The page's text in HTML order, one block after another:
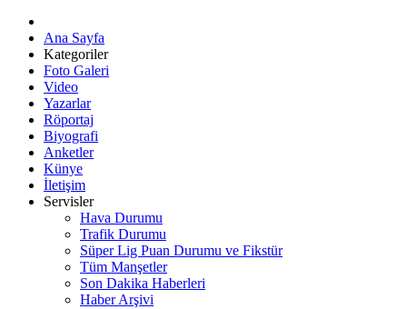
Ana Sayfa
Kategoriler
Foto Galeri
Video
Yazarlar
Röportaj
Biyografi
Anketler
Künye
İletişim
Servisler
Hava Durumu
Trafik Durumu
Süper Lig Puan Durumu ve Fikstür
Tüm Manşetler
Son Dakika Haberleri
Haber Arşivi